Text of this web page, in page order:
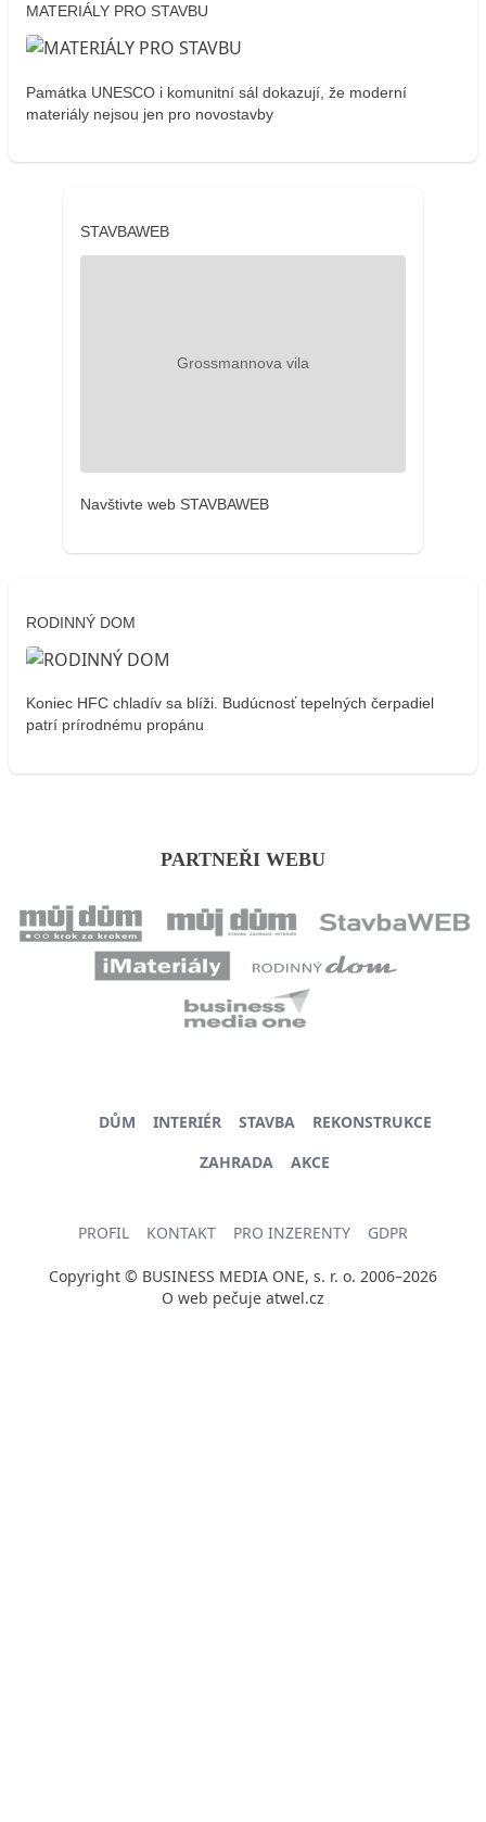
MATERIÁLY PRO STAVBU
Památka UNESCO i komunitní sál dokazují, že moderní
materiály nejsou jen pro novostavby
STAVBAWEB
Navštivte web STAVBAWEB
RODINNÝ DOM
Koniec HFC chladív sa blíži. Budúcnosť tepelných čerpadiel
patrí prírodnému propánu
PARTNEŘI WEBU
DŮM INTERIÉR STAVBA
REKONSTRUKCE
ZAHRADA
AKCE
PROFIL KONTAKT PRO INZERENTY GDPR
Copyright © BUSINESS MEDIA ONE, s. r. o. 2006–2026